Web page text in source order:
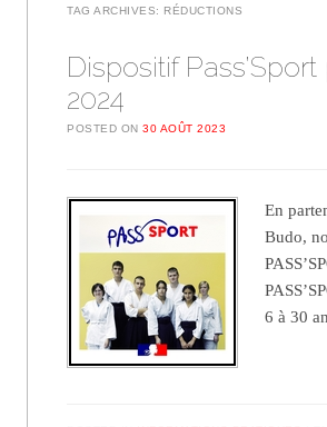
TAG ARCHIVES: RÉDUCTIONS
Dispositif
2024
POSTED ON30 AOÛT 2023
En
Budo,
6 à 30